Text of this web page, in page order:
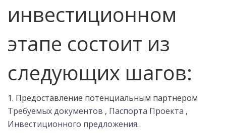
инвестиционном
этапе состоит из
следующих шагов:
1. Предоставление потенциальным партнером
Требуемых документов , Паспорта Проекта ,
Инвестиционного предложения.